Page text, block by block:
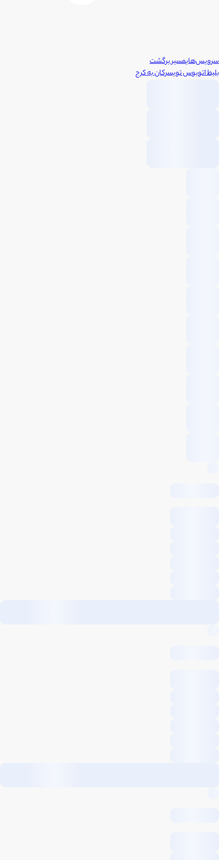
سرویس‌هایمسیر برگشت
بلیط اتوبوستویسرکانبهکرج